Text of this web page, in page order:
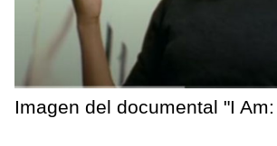
Imagen del documental "I